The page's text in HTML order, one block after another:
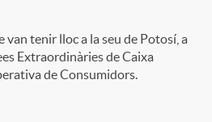
van tenir lloc a la seu de Potosí, a
Extraordinàries de Caixa
de Consumidors.